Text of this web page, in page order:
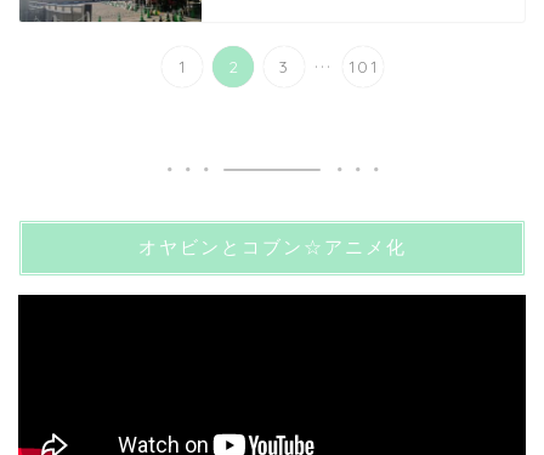
1 2 3 ... 101
オヤビンとコブン☆アニメ化